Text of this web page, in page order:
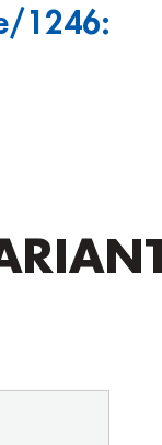
1246: